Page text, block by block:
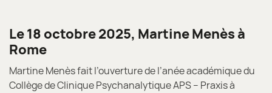
Le 18 octobre 2025, Martine Menès à
Rome
Martine Menès fait l’ouverture de l’anée académique du
Collège de Clinique Psychanalytique APS – Praxis à